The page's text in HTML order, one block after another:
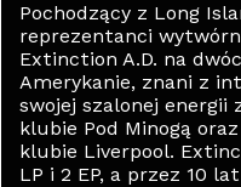
Pochodzący z Long
reprezentanci
Extinction A.D. na
Amerykanie, znani z
swojej szalonej energii
klubie Pod Minogą
klubie Liverpool.
LP i 2 EP, a przez 10